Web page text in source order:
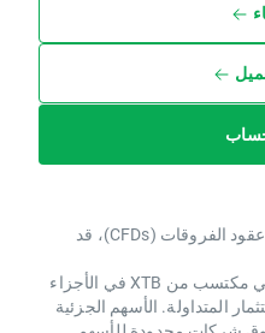
الأدوات المالية التي نقدمها، خاصة عقود الفروقات (CFDs)، قد
الأسهم الجزئية (FS) هي حق ائتماني مكتسب من XTB ​​في الأجزاء
المتداولة. الأسهم الجزئية